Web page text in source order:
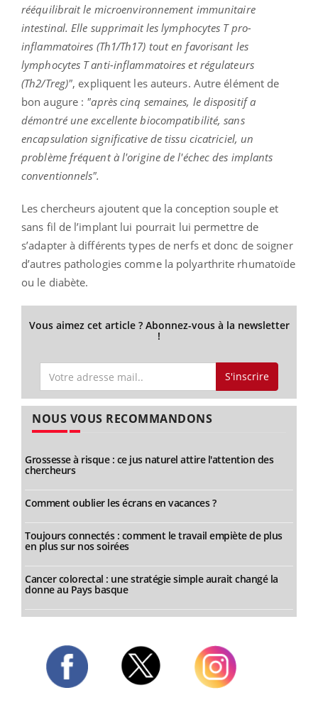
rééquilibrait le microenvironnement immunitaire
intestinal. Elle supprimait les lymphocytes T pro-
inflammatoires (Th1/Th17) tout en favorisant les
lymphocytes T anti-inflammatoires et régulateurs
(Th2/Treg)", expliquent les auteurs. Autre élément de
bon augure : "après cinq semaines, le dispositif a
démontré une excellente biocompatibilité, sans
encapsulation significative de tissu cicatriciel, un
problème fréquent à l'origine de l'échec des implants
conventionnels".
Les chercheurs ajoutent que la conception souple et
sans fil de l’implant lui pourrait lui permettre de
s’adapter à différents types de nerfs et donc de soigner
d’autres pathologies comme la polyarthrite rhumatoïde
ou le diabète.
Vous aimez cet article ? Abonnez-vous à la newsletter
!
S'inscrire
NOUS VOUS RECOMMANDONS
Grossesse à risque : ce jus naturel attire l'attention des
chercheurs
Comment oublier les écrans en vacances ?
Toujours connectés : comment le travail empiète de plus
en plus sur nos soirées
Cancer colorectal : une stratégie simple aurait changé la
donne au Pays basque